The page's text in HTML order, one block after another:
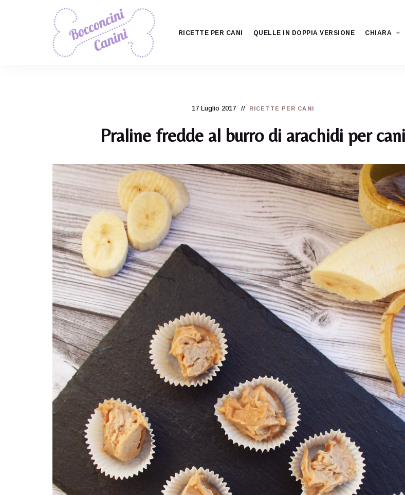
RICETTE PER CANI QUELLE IN DOPPIA VERSIONE CHIARA
17 Luglio 2017 RICETTE PER CANI
Praline fredde al burro di arachidi per cani